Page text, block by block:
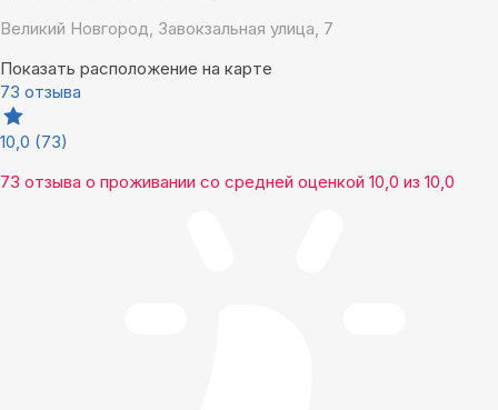
Великий Новгород, Завокзальная улица, 7
Показать расположение на карте
73 отзыва
10,0 (73)
73 отзыва о проживании со средней оценкой 10,0 из 10,0